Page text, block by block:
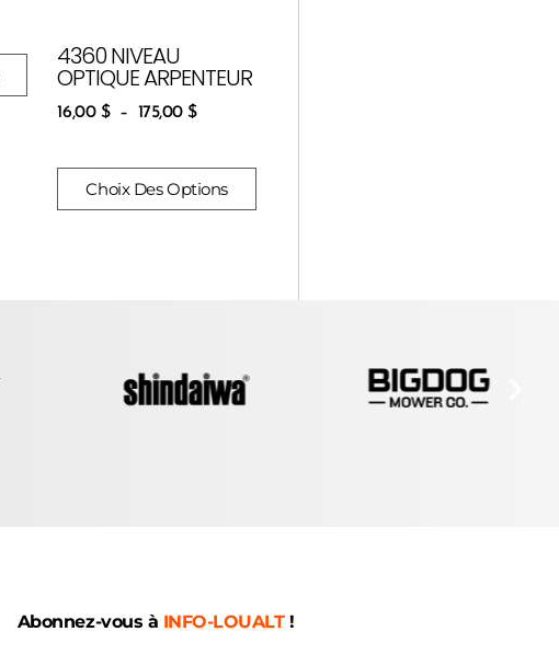
4360 NIVEAU
OPTIQUE ARPENTEUR
16,00 $ – 175,00 $
Choix Des Options
Abonnez-vous à INFO-LOUALT !